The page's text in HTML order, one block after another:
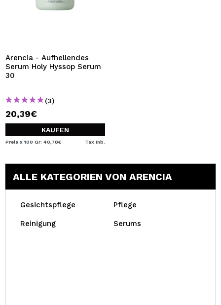
Arencia - Aufhellendes
Serum Holy Hyssop Serum
30
(3)
20,39€
KAUFEN
Preis x 100 Gr: 40,78€ Tax Inb.
ALLE KATEGORIEN VON ARENCIA
Gesichtspflege Pflege
Reinigung Serums